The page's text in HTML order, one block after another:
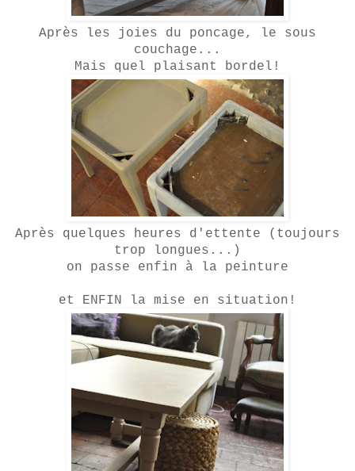
Après les joies du poncage, le sous
couchage...
Mais quel plaisant bordel!
Après quelques heures d'ettente (toujours
trop longues...)
on passe enfin à la peinture
et ENFIN la mise en situation!